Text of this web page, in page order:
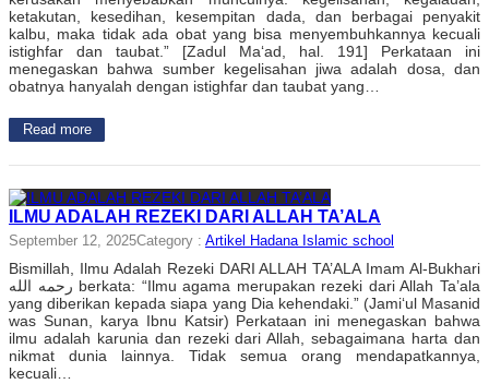
ketakutan, kesedihan, kesempitan dada, dan berbagai penyakit
kalbu, maka tidak ada obat yang bisa menyembuhkannya kecuali
istighfar dan taubat.” [Zadul Ma‘ad, hal. 191] Perkataan ini
menegaskan bahwa sumber kegelisahan jiwa adalah dosa, dan
obatnya hanyalah dengan istighfar dan taubat yang…
Read more
ILMU ADALAH REZEKI DARI ALLAH TA’ALA
September 12, 2025Category : Artikel Hadana Islamic school
Bismillah, Ilmu Adalah Rezeki DARI ALLAH TA’ALA Imam Al-Bukhari
رحمه الله berkata: “Ilmu agama merupakan rezeki dari Allah Ta’ala
yang diberikan kepada siapa yang Dia kehendaki.” (Jami‘ul Masanid
was Sunan, karya Ibnu Katsir) Perkataan ini menegaskan bahwa
ilmu adalah karunia dan rezeki dari Allah, sebagaimana harta dan
nikmat dunia lainnya. Tidak semua orang mendapatkannya,
kecuali…